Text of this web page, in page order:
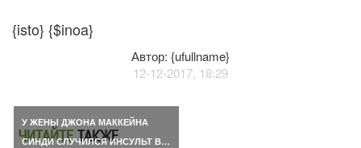
{isto} {$inoa}
Автор: {ufullname}
12-12-2017, 18:29
ЧИТАЙТЕТАКЖЕ
У ЖЕНЫ ДЖОНА МАККЕЙНА
СИНДИ СЛУЧИЛСЯ ИНСУЛЬТ В…